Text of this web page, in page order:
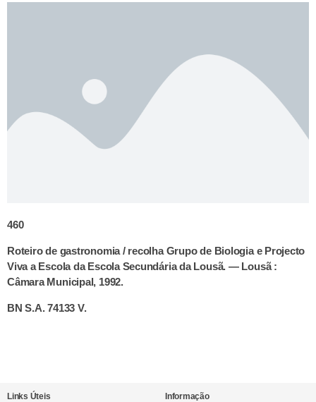
460
Roteiro de gastronomia / recolha Grupo de Biologia e Projecto
Viva a Escola da Escola Secundária da Lousã. — Lousã :
Câmara Municipal, 1992.
BN S.A. 74133 V.
Links Úteis Informação